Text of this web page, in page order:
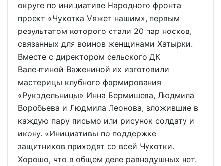
округе по инициативе Народного фронта
проект «Чукотка Vяжет нашим», первым
результатом которого стали 20 пар носков,
связанных для воинов женщинами Хатырки.
Вместе с директором сельского ДК
Валентиной Важениной их изготовили
мастерицы клубного формирования
«Рукодельницы» Инна Бермишева, Людмила
Воробьева и Людмила Леонова, вложившие в
каждую пару письмо или рисунок солдату и
икону. «Инициативы по поддержке
защитников приходят со всей Чукотки.
Хорошо, что в общем деле равнодушных нет.